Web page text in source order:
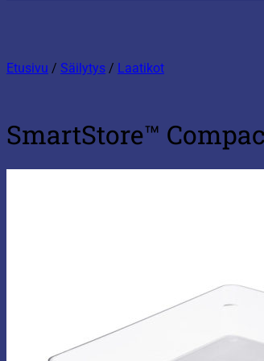
Etusivu / Säilytys / Laatikot
SmartStore™